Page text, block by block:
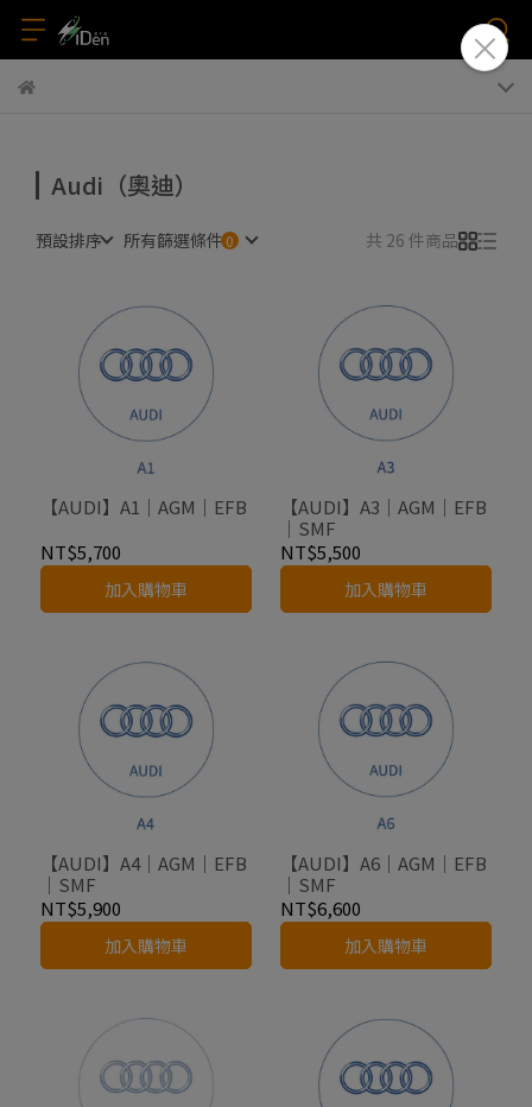
Audi（奧迪）
預設排序 所有篩選條件 共 26 件商品
【AUDI】A1｜AGM｜EFB
NT$5,700
加入購物車
【AUDI】A3｜AGM｜EFB
｜SMF
NT$5,500
加入購物車
【AUDI】A4｜AGM｜EFB
｜SMF
NT$5,900
加入購物車
【AUDI】A6｜AGM｜EFB
｜SMF
NT$6,600
加入購物車